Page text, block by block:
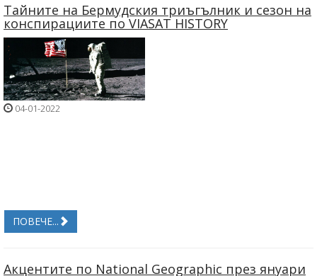
Тайните на Бермудския триъгълник и сезон на
конспирациите по VIASAT HISTORY
04-01-2022
ПОВЕЧЕ...
Акцентите по National Geographic през януари